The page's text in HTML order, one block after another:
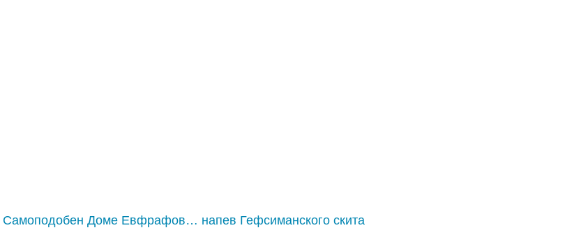
Самоподобен Доме Евфрафов… напев Гефсиманского скита